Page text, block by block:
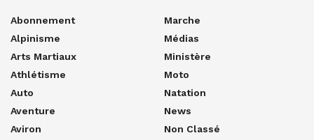
Abonnement
Alpinisme
Arts Martiaux
Athlétisme
Auto
Aventure
Aviron
Marche
Médias
Ministère
Moto
Natation
News
Non Classé